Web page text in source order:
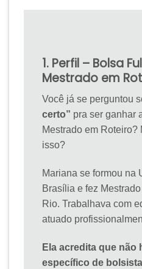
1. Perfil – Bolsa
Mestrado em
Você já se perguntou
certo” pra ser ganhar
Mestrado em Roteiro?
isso?
Mariana se formou na
Brasília e fez
Rio. Trabalhava com
atuado
Ela acredita que não
específico de